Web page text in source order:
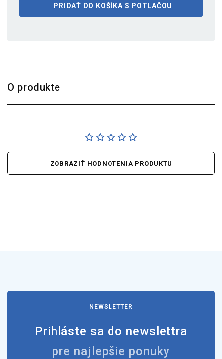
PRIDAŤ DO KOŠÍKA S POTLAČOU
O produkte
ZOBRAZIŤ HODNOTENIA PRODUKTU
NEWSLETTER
Prihláste sa do newslettra
pre najlepšie ponuky